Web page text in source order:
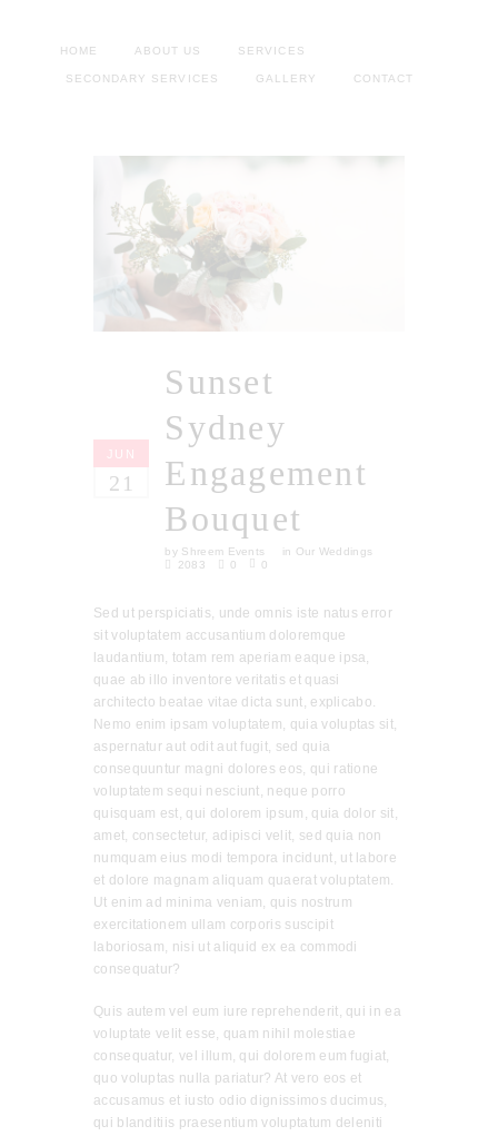
HOME ABOUT US SERVICES
SECONDARY SERVICES GALLERY CONTACT
JUN
21
Sunset
Sydney
Engagement
Bouquet
by Shreem Events in Our Weddings
2083
0 0
Sed ut perspiciatis, unde omnis iste natus error
sit voluptatem accusantium doloremque
laudantium, totam rem aperiam eaque ipsa,
quae ab illo inventore veritatis et quasi
architecto beatae vitae dicta sunt, explicabo.
Nemo enim ipsam voluptatem, quia voluptas sit,
aspernatur aut odit aut fugit, sed quia
consequuntur magni dolores eos, qui ratione
voluptatem sequi nesciunt, neque porro
quisquam est, qui dolorem ipsum, quia dolor sit,
amet, consectetur, adipisci velit, sed quia non
numquam eius modi tempora incidunt, ut labore
et dolore magnam aliquam quaerat voluptatem.
Ut enim ad minima veniam, quis nostrum
exercitationem ullam corporis suscipit
laboriosam, nisi ut aliquid ex ea commodi
consequatur?
Quis autem vel eum iure reprehenderit, qui in ea
voluptate velit esse, quam nihil molestiae
consequatur, vel illum, qui dolorem eum fugiat,
quo voluptas nulla pariatur? At vero eos et
accusamus et iusto odio dignissimos ducimus,
qui blanditiis praesentium voluptatum deleniti